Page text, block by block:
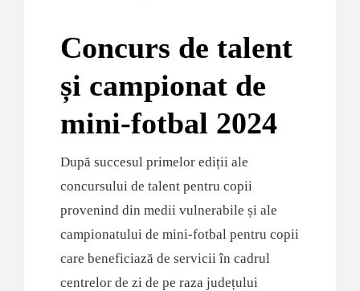
Concurs de talent
și campionat de
mini-fotbal 2024
După succesul primelor ediții ale
concursului de talent pentru copii
provenind din medii vulnerabile și ale
campionatului de mini-fotbal pentru copii
care beneficiază de servicii în cadrul
centrelor de zi de pe raza județului